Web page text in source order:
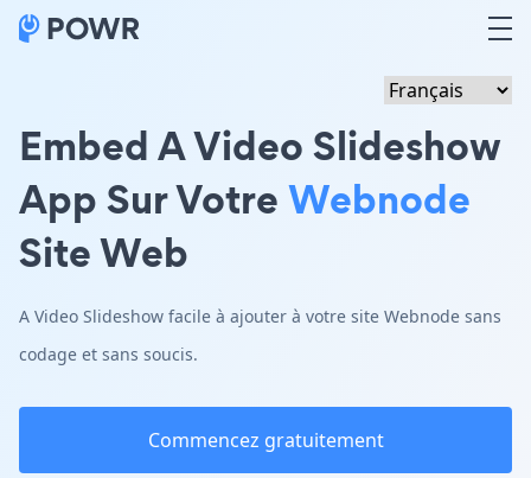
Embed A Video Slideshow
App Sur VotreWebnode
Site Web
A Video Slideshow facile à ajouter à votre site Webnode sans
codage et sans soucis.
Commencez gratuitement